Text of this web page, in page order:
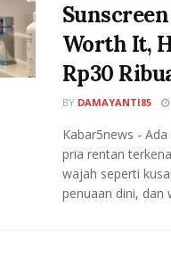
Worth It,
Rp30
BY DAMAYANTI85
Kabar5news -
pria rentan
wajah seperti
penuaan dini, dan